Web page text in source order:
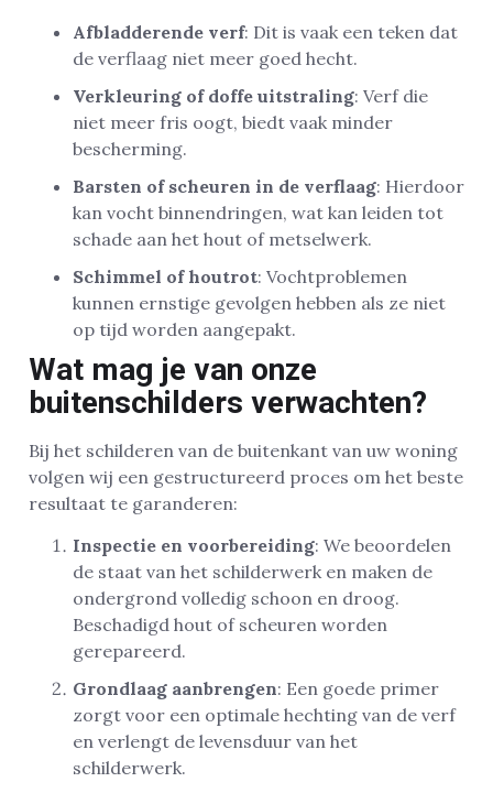
Afbladderende verf: Dit is vaak een teken dat
de verflaag niet meer goed hecht.
Verkleuring of doffe uitstraling: Verf die
niet meer fris oogt, biedt vaak minder
bescherming.
Barsten of scheuren in de verflaag: Hierdoor
kan vocht binnendringen, wat kan leiden tot
schade aan het hout of metselwerk.
Schimmel of houtrot: Vochtproblemen
kunnen ernstige gevolgen hebben als ze niet
op tijd worden aangepakt.
Wat mag je van onze
buitenschilders verwachten?
Bij het schilderen van de buitenkant van uw woning
volgen wij een gestructureerd proces om het beste
resultaat te garanderen:
Inspectie en voorbereiding: We beoordelen
de staat van het schilderwerk en maken de
ondergrond volledig schoon en droog.
Beschadigd hout of scheuren worden
gerepareerd.
Grondlaag aanbrengen: Een goede primer
zorgt voor een optimale hechting van de verf
en verlengt de levensduur van het
schilderwerk.